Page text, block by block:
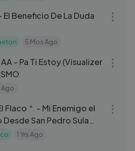
El Beneficio De La Duda
5 Mos Ago
- Pa Ti Estoy (Visualizer
Ago
Flaco＂ - Mi Enemigo el
Desde San Pedro Sula
1 Yrs Ago